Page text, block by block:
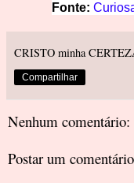
Fonte: C
CRISTO minha
Compartilhar
Nenhum comentário:
Postar um comentário